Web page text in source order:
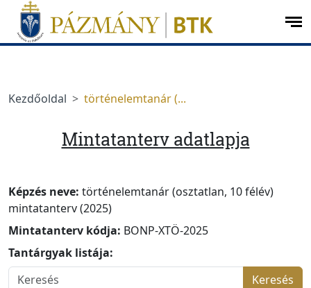
Ugrás a menüre
Ugrás a tartalomra
Kezdőoldal történelemtanár (...
Mintatanterv adatlapja
Képzés neve: történelemtanár (osztatlan, 10 félév)
mintatanterv (2025)
Mintatanterv kódja: BONP-XTÖ-2025
Tantárgyak listája:
Keresés